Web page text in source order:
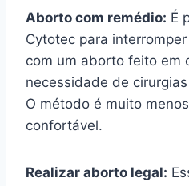
Aborto com remédio: É
Cytotec para
com um aborto feito em
necessidade de
O método é muito
confortável.
Realizar aborto legal: